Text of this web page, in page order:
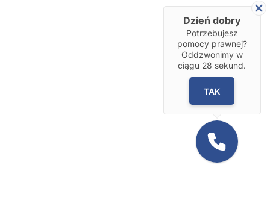
Dzień dobry
Potrzebujesz
pomocy prawnej?
Oddzwonimy w
ciągu 28 sekund.
TAK